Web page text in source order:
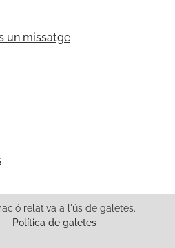
relativa a l'ús de galetes.
Política de galetes
un missatge